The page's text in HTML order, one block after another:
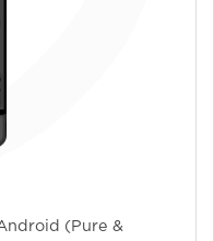
(Pure &